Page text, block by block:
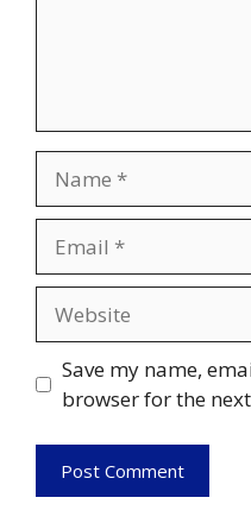
Save my name,
browser for the